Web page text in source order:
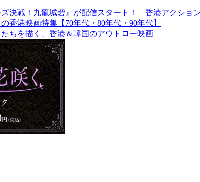
ズ決戦！九龍城砦』が配信スタート！ 香港アクショ
香港映画特集【70年代・80年代・90年代】
ちを描く、香港＆韓国のアウトロー映画